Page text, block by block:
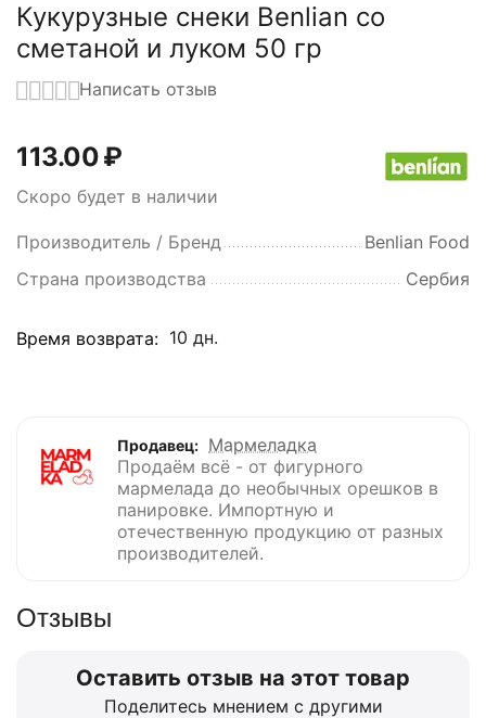
Кукурузные снеки Benlian со
сметаной и луком 50 гр
Написать отзыв
113.00₽
Скоро будет в наличии
Производитель / Бренд
Benlian Food
Страна производства
Сербия
Время возврата: 10 дн.
Продавец: Мармеладка
Продаём всё - от фигурного
мармелада до необычных орешков в
панировке. Импортную и
отечественную продукцию от разных
производителей.
Отзывы
Оставить отзыв на этот товар
Поделитесь мнением с другими